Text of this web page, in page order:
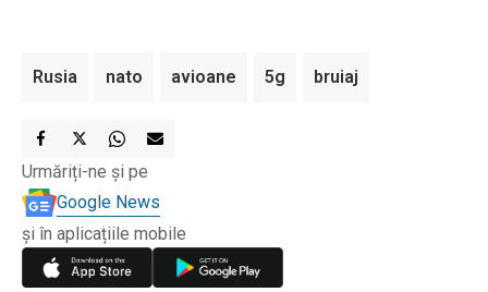
Rusia nato avioane 5g bruiaj
Urmăriți-ne și pe
Google News
și în aplicațiile mobile